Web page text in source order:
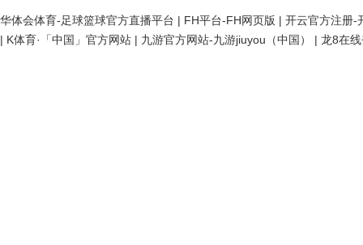
华体会体育-足球篮球官方直播平台 | FH平台-FH网页版 | 开云官方注册-
| K体育·「中国」官方网站 | 九游官方网站-九游jiuyou（中国） | 龙8在